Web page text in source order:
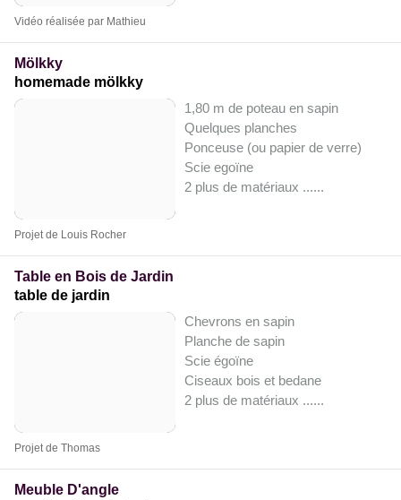
Vidéo réalisée par Mathieu
Mölkky
homemade mölkky
1,80 m de poteau en sapin
Quelques planches
Ponceuse (ou papier de verre)
Scie egoïne
2 plus de matériaux ......
Projet de Louis Rocher
Table en Bois de Jardin
table de jardin
Chevrons en sapin
Planche de sapin
Scie égoïne
Ciseaux bois et bedane
2 plus de matériaux ......
Projet de Thomas
Meuble D'angle